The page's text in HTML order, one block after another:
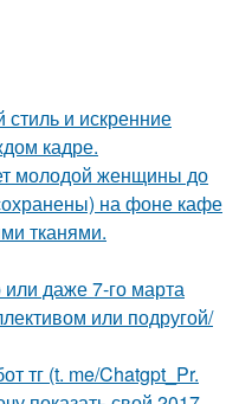
стиль и искренние
кадре.
молодой женщины до
на фоне кафе
тканями.
или даже 7-го марта
или подругой/
тг (t. me/Chatgpt_Pr.